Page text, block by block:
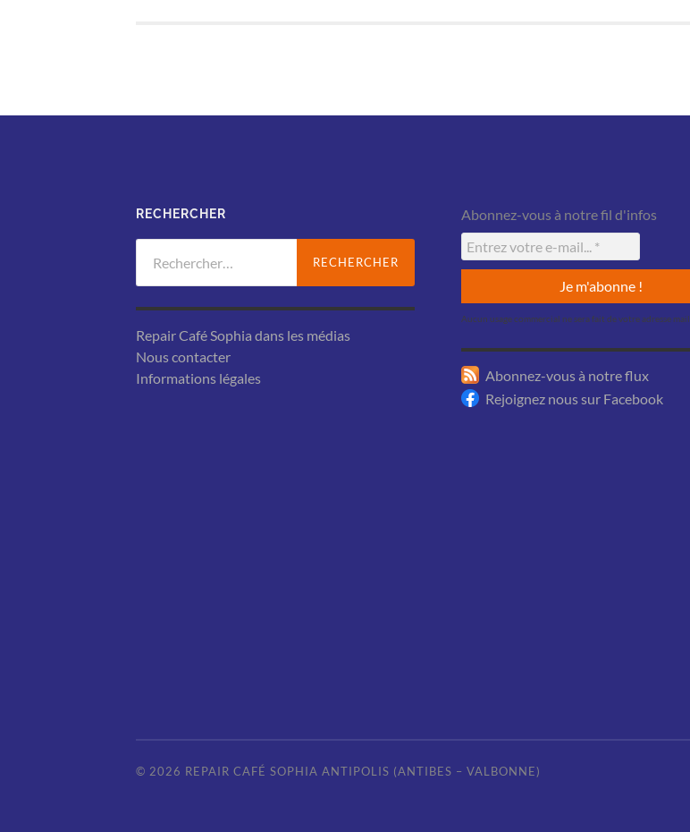
RECHERCHER
Repair Café Sophia dans les médias
Nous contacter
Informations légales
Abonnez-vous à notre fil d'infos
Aucun usage commercial ne sera fait de votre adresse mail.
Abonnez-vous à notre flux
Rejoignez nous sur Facebook
© 2026 REPAIR CAFÉ SOPHIA ANTIPOLIS (ANTIBES – VALBONNE)